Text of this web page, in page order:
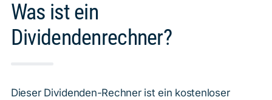
Was ist ein
Dividendenrechner?
Dieser Dividenden-Rechner ist ein kostenloser